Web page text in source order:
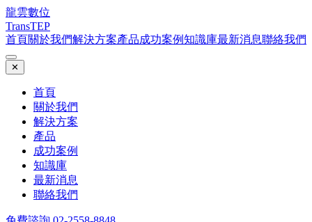
龍雲數位
TransTEP
首頁關於我們解決方案產品成功案例知識庫最新消息聯絡我們
✕
首頁
關於我們
解決方案
產品
成功案例
知識庫
最新消息
聯絡我們